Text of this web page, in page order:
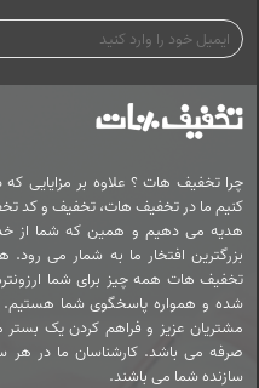
چرا تخفیف هات ؟ علاوه بر مزایایی که
کنیم ما در تخفیف هات، تخفیف و کد
هدیه می دهیم و همین که شما از
بزرگترین افتخار ما به شمار می
تخفیف هات همه چیز برای شما
شده و همواره پاسخگوی شما
مشتریان عزیز و فراهم کردن یک بستر
صرفه می باشد. کارشناسان ما در هر
سازنده شما می باشند.